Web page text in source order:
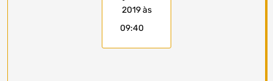
2019 às
09:40